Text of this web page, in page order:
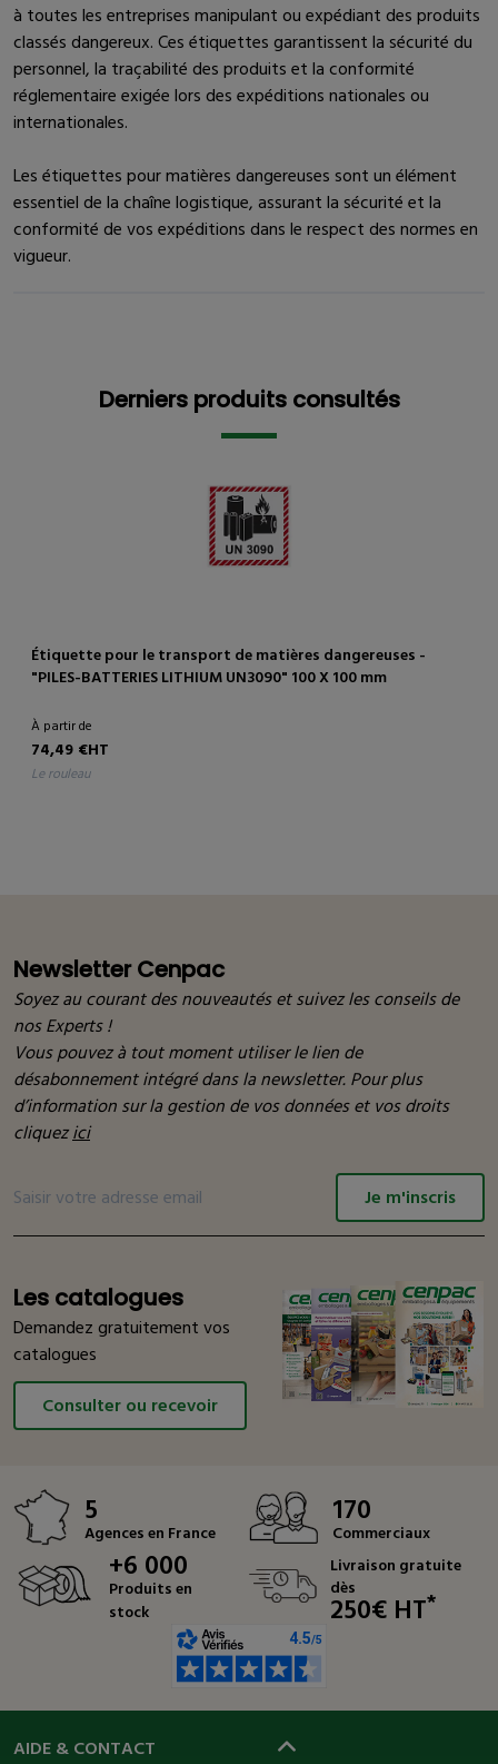
à toutes les entreprises manipulant ou expédiant des produits
classés dangereux. Ces étiquettes garantissent la sécurité du
personnel, la traçabilité des produits et la conformité
réglementaire exigée lors des expéditions nationales ou
internationales.
Les étiquettes pour matières dangereuses sont un élément
essentiel de la chaîne logistique, assurant la sécurité et la
conformité de vos expéditions dans le respect des normes en
vigueur.
Derniers produits consultés
Étiquette pour le transport de matières dangereuses -
"PILES-BATTERIES LITHIUM UN3090" 100 X 100 mm
À partir de
74,49 €HT
le rouleau
Newsletter Cenpac
Soyez au courant des nouveautés et suivez les conseils de
nos Experts !
Vous pouvez à tout moment utiliser le lien de
désabonnement intégré dans la newsletter. Pour plus
d’information sur la gestion de vos données et vos droits
cliquezici
Je m'inscris
Les catalogues
Demandez gratuitement vos
catalogues
Consulter ou recevoir
5
Agences en France
170
Commerciaux
+6 000
Produits en
stock
Livraison gratuite
dès
250€ HT*
AIDE & CONTACT